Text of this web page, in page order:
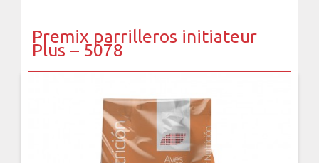
Premix parrilleros initiateur
Plus – 5078